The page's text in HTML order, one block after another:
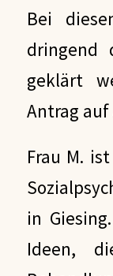
Bei
dringend
geklärt
Antrag auf
Frau M.
in
Ideen,